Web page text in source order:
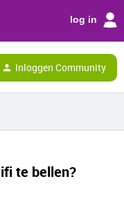
log in
Inloggen Community
te bellen?